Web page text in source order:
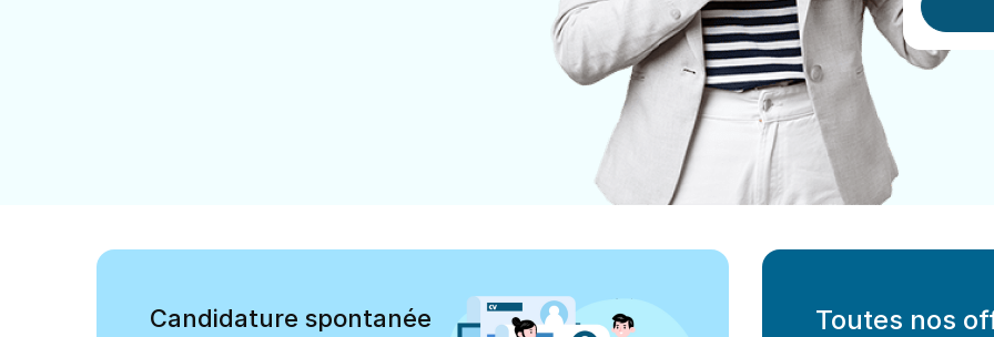
Candidature spontanée Toutes nos